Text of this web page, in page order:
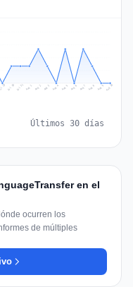
29 Jul 30 Jul 31 Aug 1 Aug 2 Aug 3 Aug 4 Aug 5 Aug 6 Aug 7 Aug 8 Aug 9 Aug 10
Últimos 30 días
en el
ocurren los
de múltiples